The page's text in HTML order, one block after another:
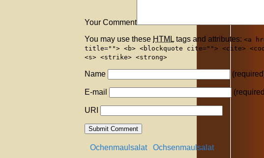
Your Comment
You may use these HTML tags and attributes: <a
title=""> <b> <blockquote cite=""> <cite>
<s> <strike> <strong>
Name
E-mail
URI
Ochenmaulsalat Ochsenmaulsalat